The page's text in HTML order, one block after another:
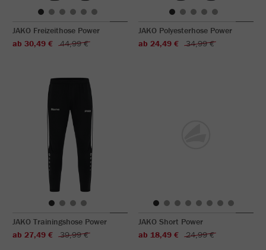
JAKO Freizeithose Power
ab 30,49 €
44,99 €
JAKO Polyesterhose Power
ab 24,49 €
34,99 €
JAKO Trainingshose Power
ab 27,49 €
39,99 €
JAKO Short Power
ab 18,49 €
24,99 €